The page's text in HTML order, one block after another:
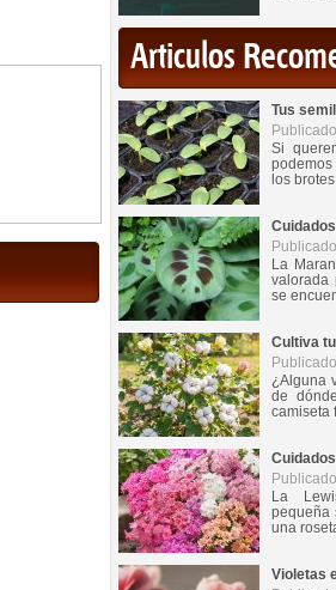
Articulos
Tus
Si
podemos
los
La
valorada
se
Cultiva
¿Alguna
de
camiseta
La
pequeña
una
Violetas